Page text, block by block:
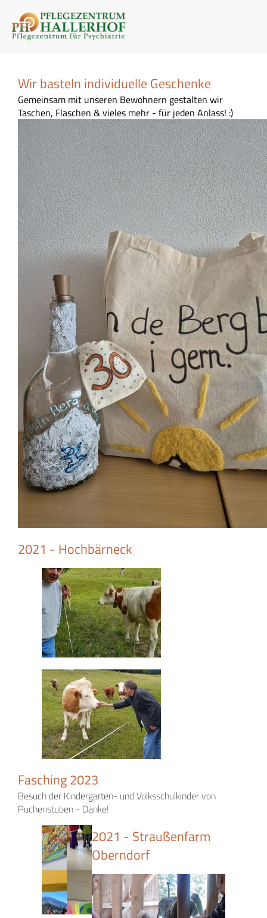
Wir basteln individuelle Geschenke
Gemeinsam mit unseren Bewohnern gestalten wir
Taschen, Flaschen & vieles mehr - für jeden Anlass! :)
2021 - Hochbärneck
Fasching 2023
Besuch der Kindergarten- und Volksschulkinder von
Puchenstuben - Danke!
2021 - Straußenfarm
Oberndorf